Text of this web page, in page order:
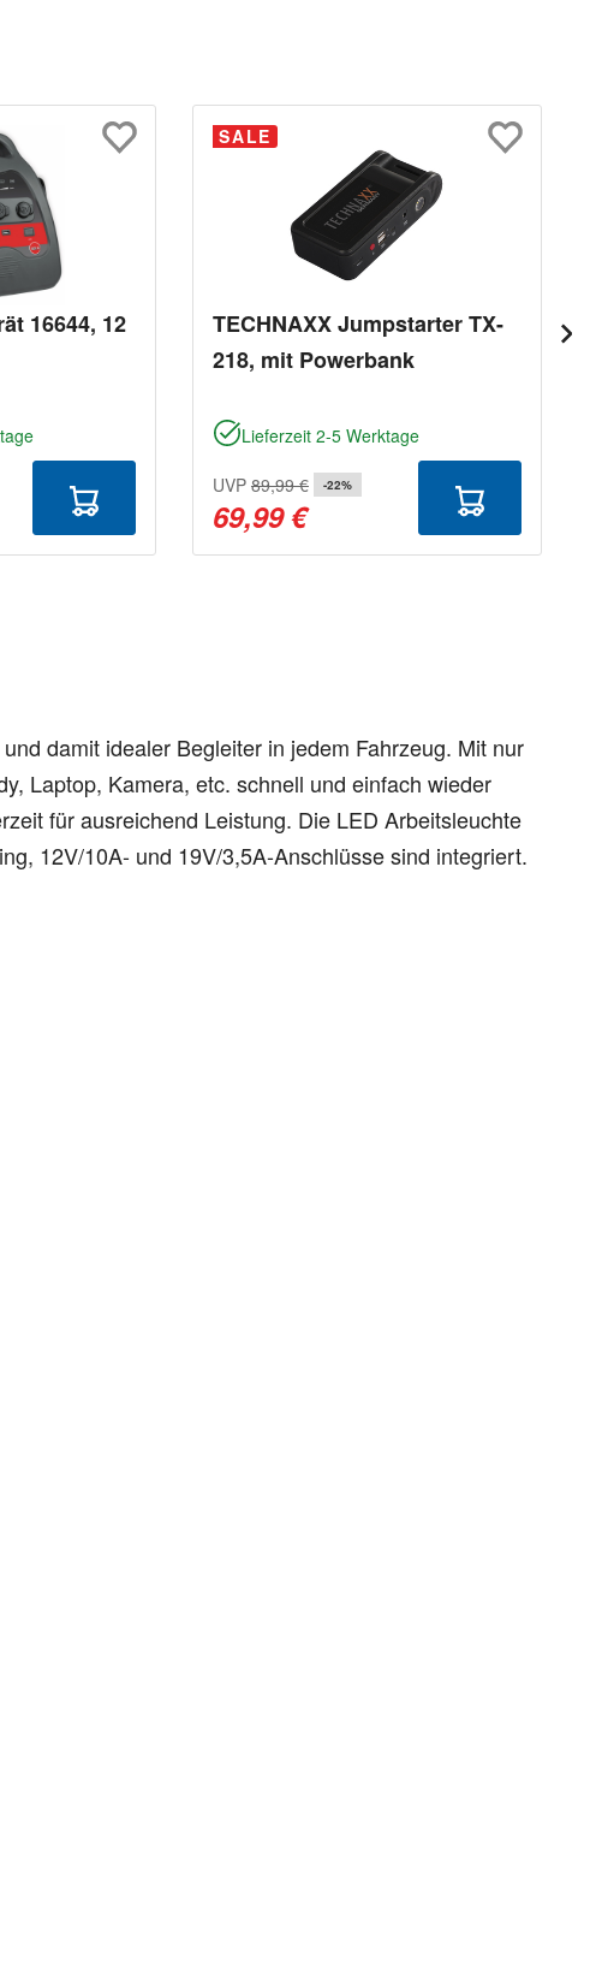
16644, 12
SALE
TECHNAXX Jumpstarter TX-
218, mit Powerbank
Lieferzeit 2-5 Werktage
UVP 89,99 € -22%
69,99 €
damit idealer Begleiter in jedem Fahrzeug. Mit nur
Laptop, Kamera, etc. schnell und einfach wieder
für ausreichend Leistung. Die LED Arbeitsleuchte
12V/10A- und 19V/3,5A-Anschlüsse sind integriert.